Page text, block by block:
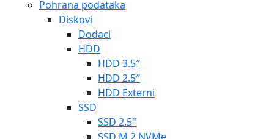
Pohrana podataka
Diskovi
Dodaci
HDD
HDD 3.5″
HDD 2.5″
HDD Externi
SSD
SSD 2.5″